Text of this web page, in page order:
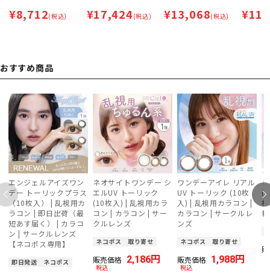
乱視用 | 2week【ネコ
¥8,712(税込)
乱視用 | 2week【ネコ
¥17,424 (税込)
乱視用 | 2week【ネコ
¥13,068(税込)
ラコン
¥
おすすめ商品
エンジェルアイズワン
デー トーリックプラス
（10枚入） | 乱視用カ
ラコン | 即日出荷（最
短あす届く） | カラコ
ン | サークルレンズ
【ネコポス専用】
即日発送 ネコポス
ネオサイトワンデー シ
エルUV トーリック
(10枚入) | 乱視用カラ
コン | カラコン | サー
クルレンズ
ネコポス 取り寄せ
販売価格 2,186
税込
ワンデーアイレ リアル
UV トーリック (10枚
入) | 乱視用カラコン |
カラコン | サークルレ
ンズ
ネコポス 取り寄せ
販売価格 1,988
税込